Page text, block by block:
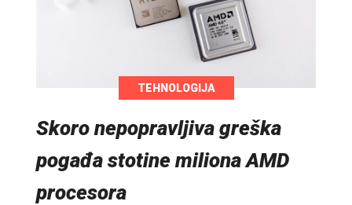
TEHNOLOGIJA
Skoro nepopravljiva greška
pogađa stotine miliona AMD
procesora